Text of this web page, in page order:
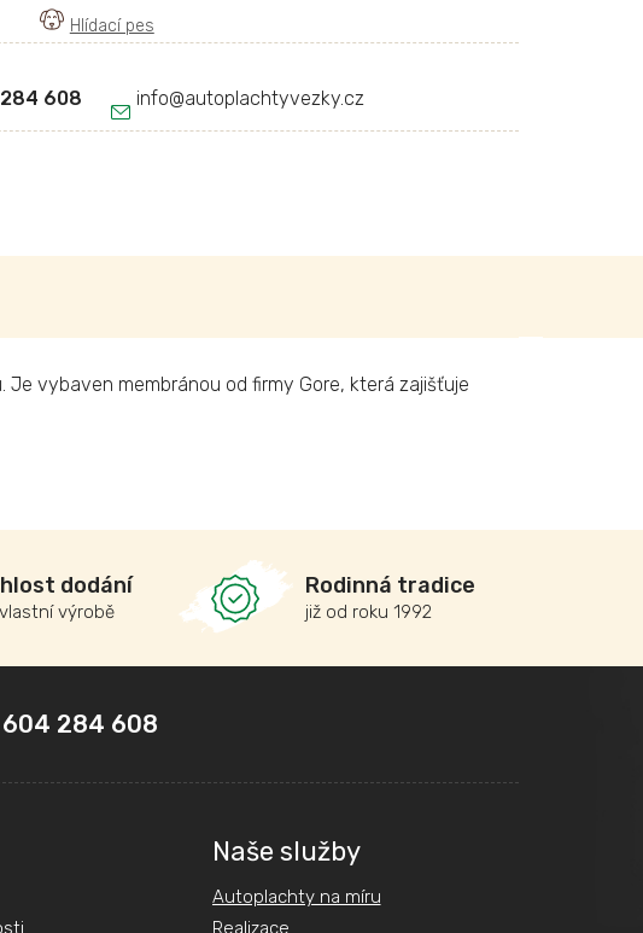
info@autoplachtyvezky.cz
608
dodání
výrobě
Rodinná tradice
již od roku 1992
vybaven membránou od firmy Gore, která zajišťuje
604 284 608
Naše služby
Autoplachty na míru
Realizace